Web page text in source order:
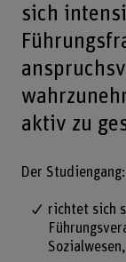
sich
aktiv zu
Der Studiengang:
richtet sich
Sozialwesen,